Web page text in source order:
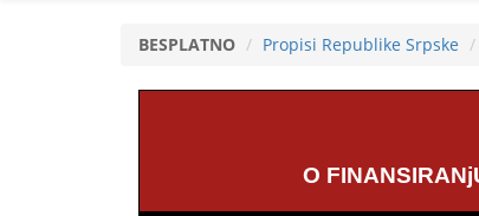
BESPLATNO Propisi Republike Srpske
O